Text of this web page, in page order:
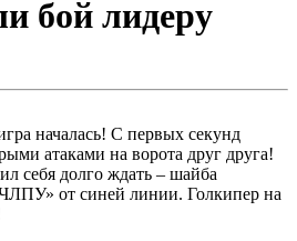
бой лидеру
началась! С первых секунд
атаками на ворота друг друга!
себя долго ждать – шайба
от синей линии. Голкипер на